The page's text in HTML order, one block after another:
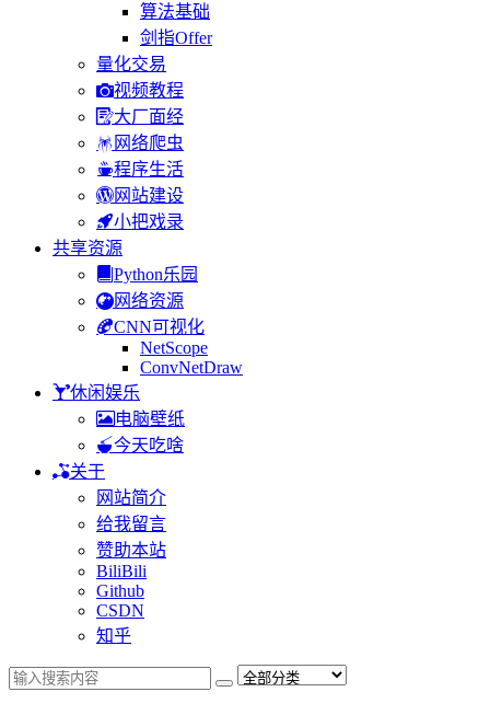
算法基础
剑指Offer
量化交易
视频教程
大厂面经
网络爬虫
程序生活
网站建设
小把戏录
共享资源
Python乐园
网络资源
CNN可视化
NetScope
ConvNetDraw
休闲娱乐
电脑壁纸
今天吃啥
关于
网站简介
给我留言
赞助本站
BiliBili
Github
CSDN
知乎